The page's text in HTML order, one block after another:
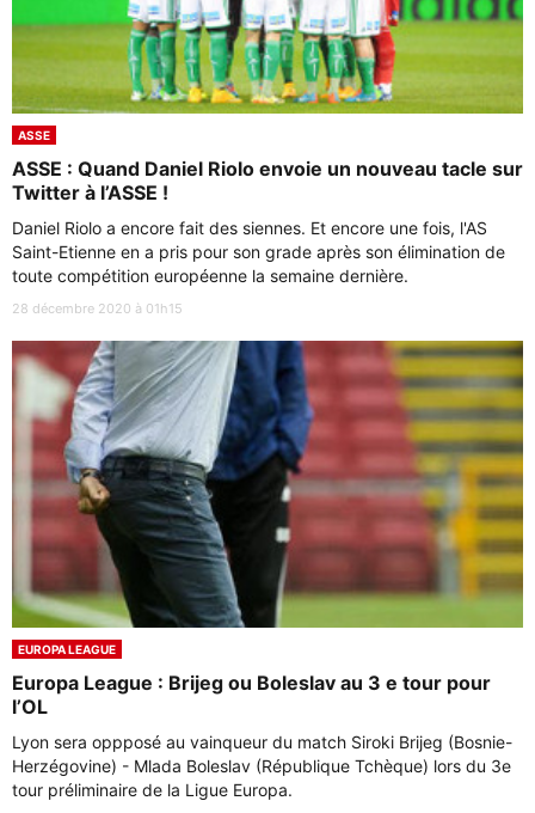
ASSE
ASSE : Quand Daniel Riolo envoie un nouveau tacle sur
Twitter à l’ASSE !
Daniel Riolo a encore fait des siennes. Et encore une fois, l'AS
Saint-Etienne en a pris pour son grade après son élimination de
toute compétition européenne la semaine dernière.
28 décembre 2020 à 01h15
EUROPA LEAGUE
Europa League : Brijeg ou Boleslav au 3 e tour pour
l’OL
Lyon sera oppposé au vainqueur du match Siroki Brijeg (Bosnie-
Herzégovine) - Mlada Boleslav (République Tchèque) lors du 3e
tour préliminaire de la Ligue Europa.